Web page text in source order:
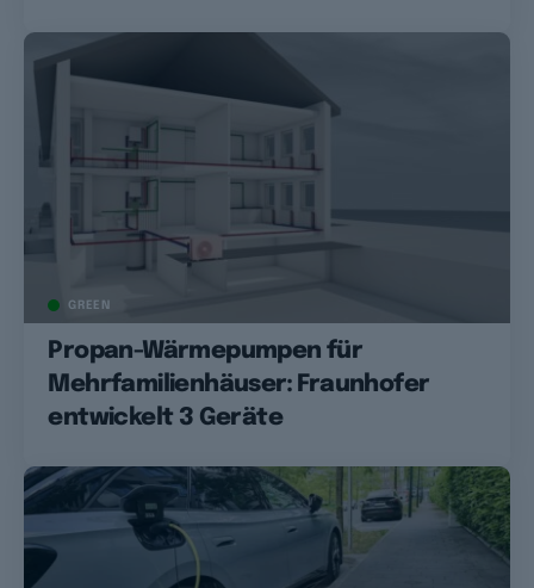
GREEN
Propan-Wärmepumpen für
Mehrfamilienhäuser: Fraunhofer
entwickelt 3 Geräte